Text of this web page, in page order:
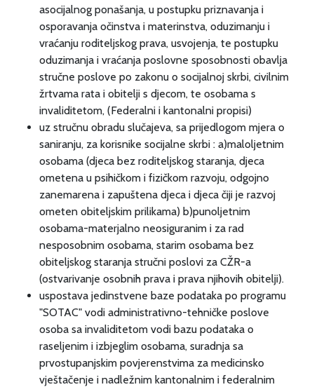
asocijalnog ponašanja, u postupku priznavanja i
osporavanja očinstva i materinstva, oduzimanju i
vraćanju roditeljskog prava, usvojenja, te postupku
oduzimanja i vraćanja poslovne sposobnosti obavlja
stručne poslove po zakonu o socijalnoj skrbi, civilnim
žrtvama rata i obitelji s djecom, te osobama s
invaliditetom, (Federalni i kantonalni propisi)
uz stručnu obradu slučajeva, sa prijedlogom mjera o
saniranju, za korisnike socijalne skrbi : a)maloljetnim
osobama (djeca bez roditeljskog staranja, djeca
ometena u psihičkom i fizičkom razvoju, odgojno
zanemarena i zapuštena djeca i djeca čiji je razvoj
ometen obiteljskim prilikama) b)punoljetnim
osobama-materjalno neosiguranim i za rad
nesposobnim osobama, starim osobama bez
obiteljskog staranja stručni poslovi za CŽR-a
(ostvarivanje osobnih prava i prava njihovih obitelji).
uspostava jedinstvene baze podataka po programu
"SOTAC" vodi administrativno-tehničke poslove
osoba sa invaliditetom vodi bazu podataka o
raseljenim i izbjeglim osobama, suradnja sa
prvostupanjskim povjerenstvima za medicinsko
vještačenje i nadležnim kantonalnim i federalnim